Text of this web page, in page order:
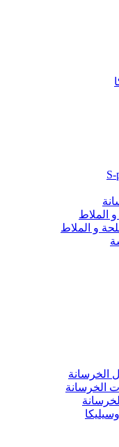
الملاط
و الملاط
الخرسانة
الخرسانة